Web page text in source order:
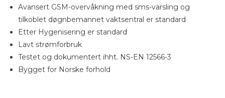
Avansert GSM-overvåkning med sms-varsling og
tilkoblet døgnbemannet vaktsentral er standard
Etter Hygenisering er standard
Lavt strømforbruk
Testet og dokumentert ihht. NS-EN 12566-3
Bygget for Norske forhold